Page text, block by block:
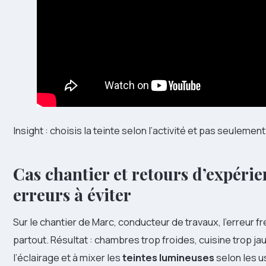
Insight : choisis la teinte selon l’activité et pas
Cas chantier et retours
erreurs à éviter
Sur le chantier de Marc, conducteur de travaux, l’erreur
partout. Résultat : chambres trop froides, cuisine trop
l’éclairage et à mixer lesteintes lumineusesselon les